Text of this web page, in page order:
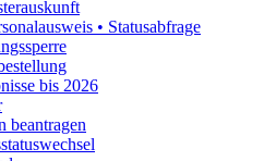
• Statusabfrage
bis 2026
beantragen